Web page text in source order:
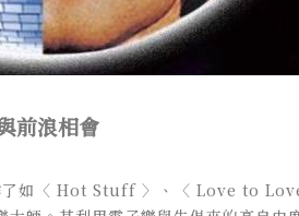
前浪相會
如〈 Hot Stuff 〉
、〈 Love to